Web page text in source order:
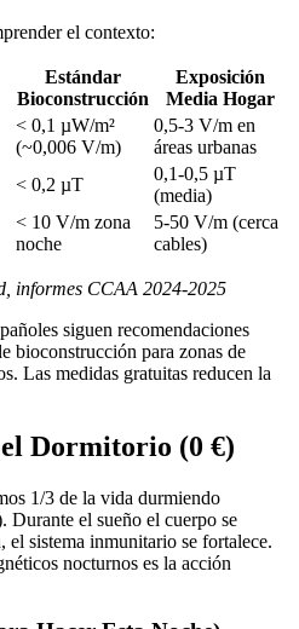
el contexto:
Estándar
Bioconstrucción
Exposición
Media Hogar
< 0,1 µW/m²
(~0,006 V/m)
0,5-3 V/m en
áreas urbanas
< 0,2 µT
0,1-0,5 µT
(media)
< 10 V/m zona
noche
5-50 V/m (cerca
cables)
informes CCAA 2024-2025
siguen recomendaciones
bioconstrucción para zonas de
Las medidas gratuitas reducen la
Dormitorio (0 €)
1/3 de la vida durmiendo
Durante el sueño el cuerpo se
el sistema inmunitario se fortalece.
nocturnos es la acción